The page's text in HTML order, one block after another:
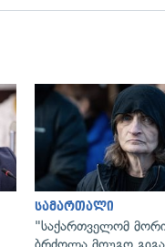
გადახედვა
სამართალი
"საქართველომ